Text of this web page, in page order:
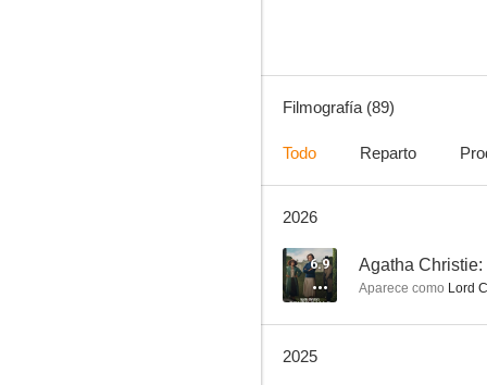
7.4
Filmografía (89)
Todo Reparto
2026
6.9 Agatha
Aparece como Lord
2025